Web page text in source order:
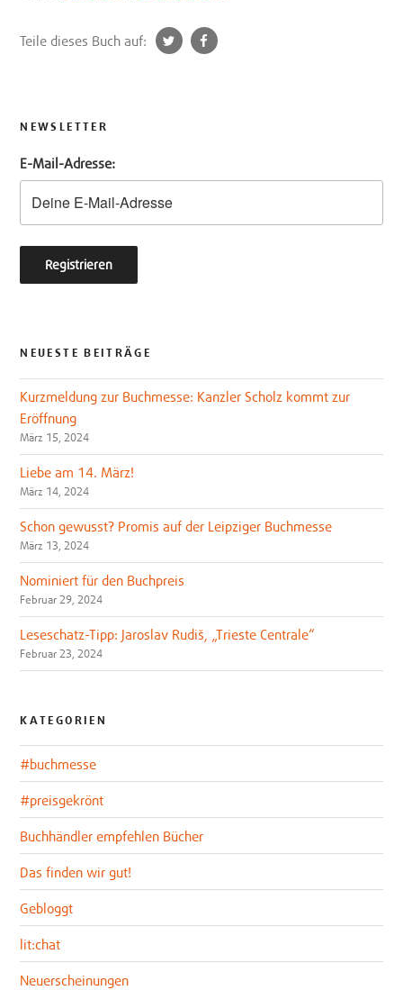
Teile dieses Buch auf:
t
NEWSLETTER
E-Mail-Adresse:
NEUESTE BEITRÄGE
Kurzmeldung zur Buchmesse: Kanzler Scholz kommt zur
Eröffnung
März 15, 2024
Liebe am 14. März!
März 14, 2024
Schon gewusst? Promis auf der Leipziger Buchmesse
März 13, 2024
Nominiert für den Buchpreis
Februar 29, 2024
Leseschatz-Tipp: Jaroslav Rudiš, „Trieste Centrale“
Februar 23, 2024
KATEGORIEN
#buchmesse
#preisgekrönt
Buchhändler empfehlen Bücher
Das finden wir gut!
Gebloggt
lit:chat
Neuerscheinungen